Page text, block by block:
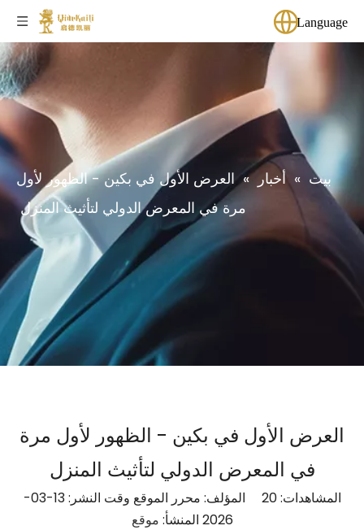
Language
بيت » أخبار » العرض الأول في بكين - الظهور لأول
مرة في المعرض الدولي لتأثيث المنزل
العرض الأول في بكين - الظهور لأول مرة
في المعرض الدولي لتأثيث المنزل
المشاهدات:20
المؤلف: محرر الموقع وقت النشر: 13-03-
2026 المنشأ:
موقع